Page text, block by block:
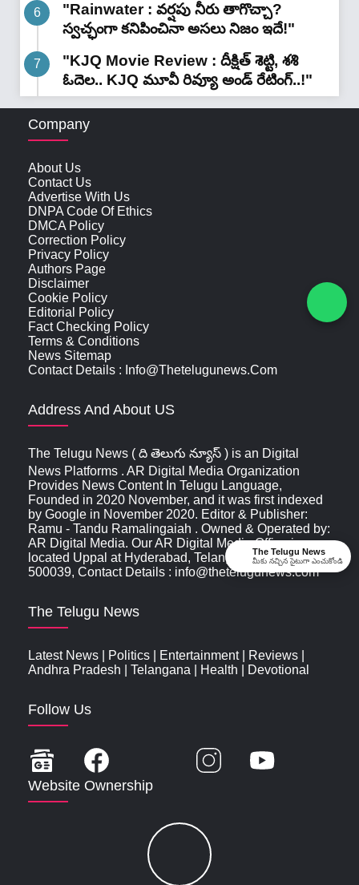
"Rainwater : వర్షపు నీరు తాగొచ్చా?
స్వచ్ఛంగా కనిపించినా అసలు నిజం ఇదే!"
"KJQ Movie Review : దీక్షిత్ శెట్టి, శశి
ఓదెల.. KJQ మూవీ రివ్యూ అండ్ రేటింగ్‌..!"
Company
About Us
Contact Us
Advertise With Us
DNPA Code Of Ethics
DMCA Policy
Correction Policy
Privacy Policy
Authors Page
Disclaimer
Cookie Policy
Editorial Policy
Fact Checking Policy
Terms & Conditions
News Sitemap
Contact Details : Info@thetelugunews.com
Address And About US
The Telugu News ( ది తెలుగు న్యూస్‌ ) is an Digital
News Platforms . AR Digital Media Organization
Provides News Content In Telugu Language,
Founded in 2020 November, and it was first indexed
by Google in November 2020. Editor & Publisher:
Ramu - Tandu Ramalingaiah . Owned & Operated by:
AR Digital Media. Our AR Digital Media Office is
located Uppal at Hyderabad, Telangana, India ,
500039, Contact Details : info@thetelugunews.com
The Telugu News
Latest News Politics Entertainment| Reviews
Andhra Pradesh
Telangana Health Devotional
Follow Us
Website Ownership
The Telugu News
మీకు నచ్చిన సైటుగా ఎంచుకోండి